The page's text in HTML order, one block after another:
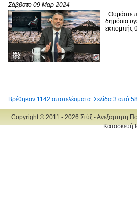
Σάββατο 09 Μαρ 2024
Θυμάστε
δημόσια
εκπομπής
Βρέθηκαν 1142 αποτελέσματα. Σελίδα 3 από
Copyright © 2011 - 2026 Στύξ - Ανεξάρτητη
Κατασκευή